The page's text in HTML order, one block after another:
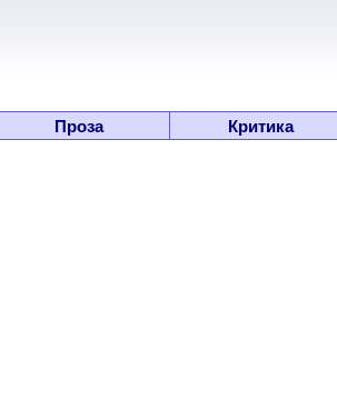
Проза Критика